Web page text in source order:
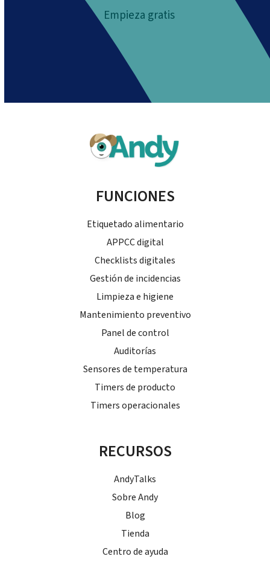
Empieza gratis
FUNCIONES
Etiquetado alimentario
APPCC digital
Checklists digitales
Gestión de incidencias
Limpieza e higiene
Mantenimiento preventivo
Panel de control
Auditorías
Sensores de temperatura
Timers de producto
Timers operacionales
RECURSOS
AndyTalks
Sobre Andy
Blog
Tienda
Centro de ayuda